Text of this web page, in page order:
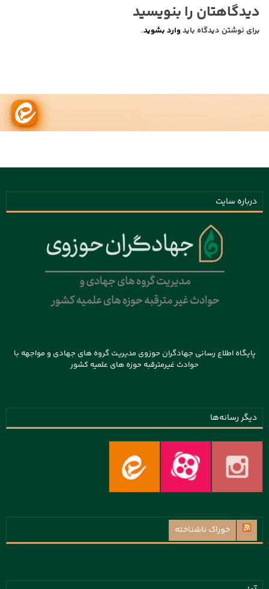
دیدگاهتان را بنویسید
برای نوشتن دیدگاه باید وارد بشوید.
درباره سایت
پایگاه اطلاع رسانی جهادگران حوزوی مدیریت گروه های جهادی و مواجهه با
حوادث غیرمترقبه حوزه های علمیه کشور
دیگر رسانه‌ها
خوراک ناشناخته